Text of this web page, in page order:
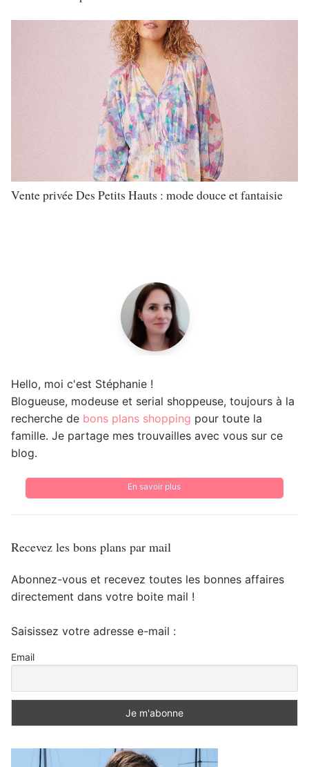
Vente privée Des Petits Hauts : mode douce et fantaisie
Hello, moi c'est Stéphanie !
Blogueuse, modeuse et serial shoppeuse, toujours à la
recherche de bons plans shopping pour toute la
famille. Je partage mes trouvailles avec vous sur ce
blog.
En savoir plus
Recevez les bons plans par mail
Abonnez-vous et recevez toutes les bonnes affaires
directement dans votre boite mail !
Saisissez votre adresse e-mail :
Email